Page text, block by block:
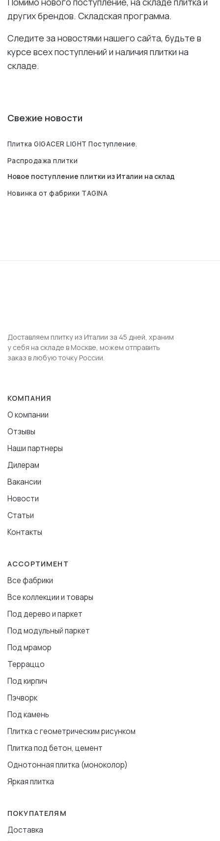
других брендов. Складская программа.
Следите за новостями нашего сайта, будьте в
курсе всех поступлений и наличия плитки на
складе.
Свежие новости
Плитка GIGACER LIGHT Поступление.
Распродажа плитки
Новое поступление плитки из Италии на склад
Новинка от фабрики TAGINA
Доставляем плитку из Италии за 45 дней, храним
у себя на складе в Москве, можем отправить
заказ в любую точку России.
КОМПАНИЯ
О компании
Отзывы
Наши партнеры
Дилерам
Вакансии
Новости
Статьи
Контакты
АССОРТИМЕНТ
Все фабрики
Все коллекции и товары
Под дерево и паркет
Под модульный паркет
Под мрамор
Терраццо
Под кирпич
Пэчворк
Под камень
Плитка с геометрическим рисунком
Плитка под бетон, цемент
Однотонная плитка (моноколор)
Яркая плитка
ПОКУПАТЕЛЯМ
Доставка